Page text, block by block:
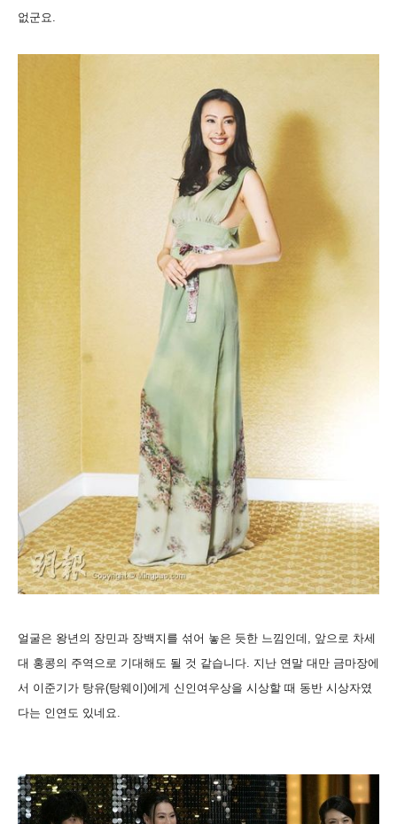
없군요.
얼굴은 왕년의 장민과 장백지를 섞어 놓은 듯한 느낌인데, 앞으로 차세
대 홍콩의 주역으로 기대해도 될 것 같습니다. 지난 연말 대만 금마장에
서 이준기가 탕유(탕웨이)에게 신인여우상을 시상할 때 동반 시상자였
다는 인연도 있네요.